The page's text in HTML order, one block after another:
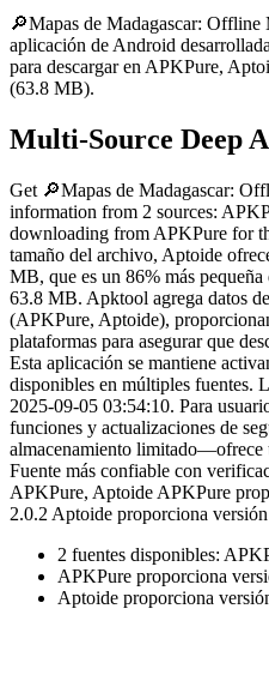
🔎Mapas de Madagascar: Offline
aplicación de Android
para descargar en APKPure,
(63.8 MB).
Multi-Source Deep
Get 🔎Mapas de Madagascar:
information from 2 sources:
downloading from APKPure for
tamaño del archivo, Aptoide
MB, que es un 86% más
63.8 MB. Apktool agrega datos
(APKPure, Aptoide),
plataformas para asegurar que
Esta aplicación se mantiene
disponibles en múltiples fuentes.
2025-09-05 03:54:10. Para
funciones y actualizaciones de
almacenamiento limitado—ofrece
Fuente más confiable con
APKPure, Aptoide APKPure
2.0.2 Aptoide proporciona
2 fuentes disponibles:
APKPure proporciona
Aptoide proporciona